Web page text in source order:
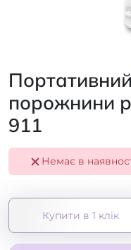
порожнини
911
Немає в
Купити в 1 клік